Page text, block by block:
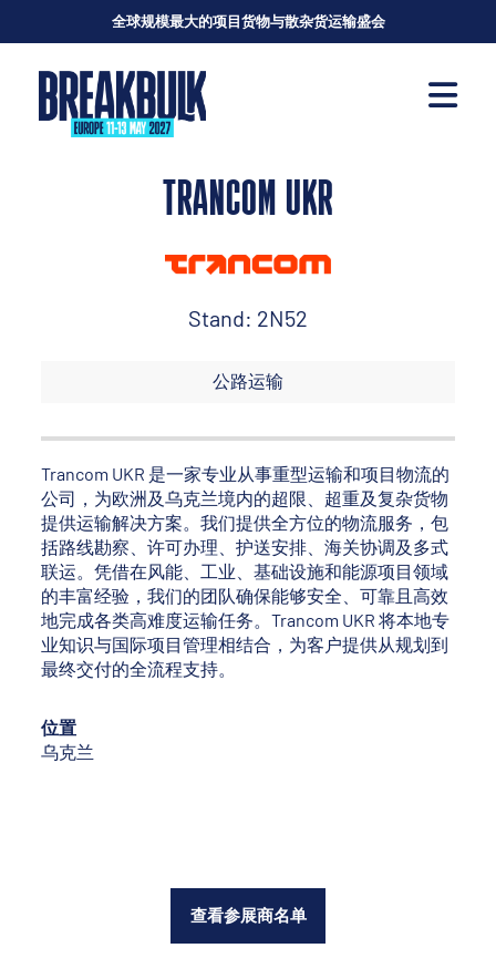
全球规模最大的项目货物与散杂货运输盛会
TRANCOM UKR
Stand: 2N52
公路运输
Trancom UKR 是一家专业从事重型运输和项目物流的
公司，为欧洲及乌克兰境内的超限、超重及复杂货物
提供运输解决方案。我们提供全方位的物流服务，包
括路线勘察、许可办理、护送安排、海关协调及多式
联运。凭借在风能、工业、基础设施和能源项目领域
的丰富经验，我们的团队确保能够安全、可靠且高效
地完成各类高难度运输任务。Trancom UKR 将本地专
业知识与国际项目管理相结合，为客户提供从规划到
最终交付的全流程支持。
位置
乌克兰
查看参展商名单